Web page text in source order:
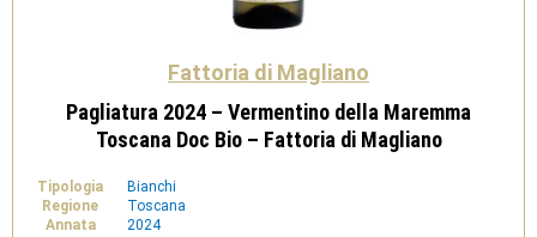
Fattoria di Magliano
Pagliatura 2024 – Vermentino della Maremma
Toscana Doc Bio – Fattoria di Magliano
Tipologia
Bianchi
Regione
Toscana
Annata
2024